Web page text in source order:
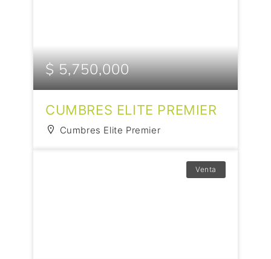
$ 5,750,000
CUMBRES ELITE PREMIER
Cumbres Elite Premier
Venta